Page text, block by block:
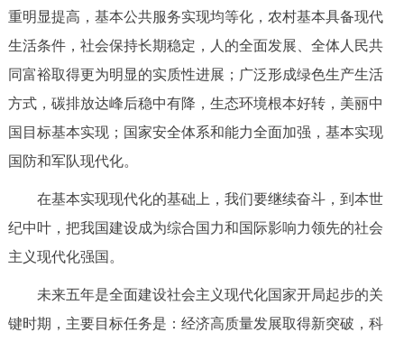
重明显提高，基本公共服务实现均等化，农村基本具备现代
生活条件，社会保持长期稳定，人的全面发展、全体人民共
同富裕取得更为明显的实质性进展；广泛形成绿色生产生活
方式，碳排放达峰后稳中有降，生态环境根本好转，美丽中
国目标基本实现；国家安全体系和能力全面加强，基本实现
国防和军队现代化。
在基本实现现代化的基础上，我们要继续奋斗，到本世
纪中叶，把我国建设成为综合国力和国际影响力领先的社会
主义现代化强国。
未来五年是全面建设社会主义现代化国家开局起步的关
键时期，主要目标任务是：经济高质量发展取得新突破，科